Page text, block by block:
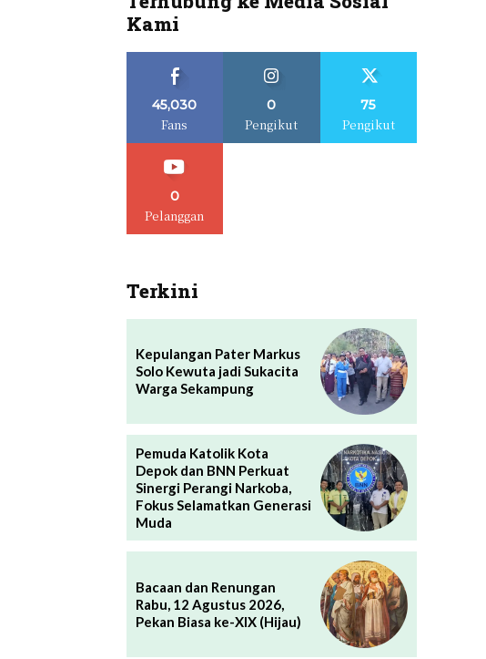
Kami
45,030
Fans
0
Pengikut
75
Pengikut
0
Pelanggan
Terkini
Kepulangan Pater Markus
Solo Kewuta jadi Sukacita
Warga Sekampung
Pemuda Katolik Kota
Depok dan BNN Perkuat
Sinergi Perangi Narkoba,
Fokus Selamatkan Generasi
Muda
Bacaan dan Renungan
Rabu, 12 Agustus 2026,
Pekan Biasa ke-XIX (Hijau)